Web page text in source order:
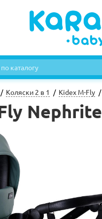
Коляски 2 в 1 Kidex M-Fly
Nephrite